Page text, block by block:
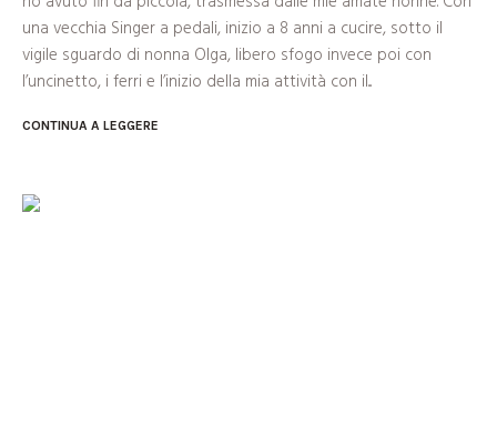
una vecchia Singer a pedali, inizio a 8 anni a cucire, sotto il
vigile sguardo di nonna Olga, libero sfogo invece poi con
l’uncinetto, i ferri e l’inizio della mia attività con il...
CONTINUA A LEGGERE